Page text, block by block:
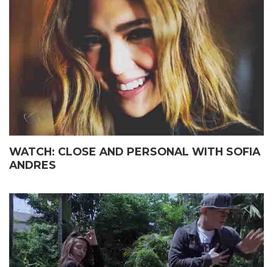
WATCH: CLOSE AND PERSONAL WITH SOFIA
ANDRES